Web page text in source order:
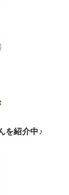
を紹介中♪